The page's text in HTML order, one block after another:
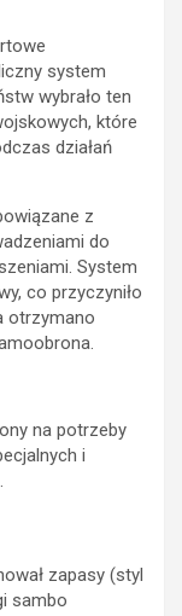
system
wybrało ten
które
działań
z
do
System
co przyczyniło
otrzymano
na potrzeby
i
zapasy (styl
sambo